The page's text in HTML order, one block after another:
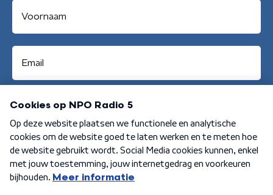
Aanmelden
Algemene voorwaarden